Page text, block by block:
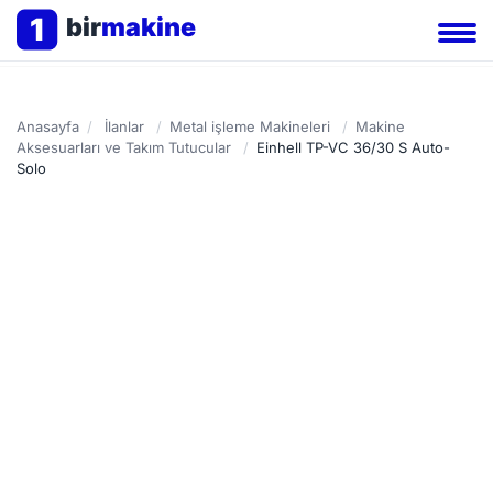
1 birmakine
Anasayfa / İlanlar / Metal işleme Makineleri / Makine
Aksesuarları ve Takım Tutucular
/ Einhell TP-VC 36/30 S Auto-
Solo